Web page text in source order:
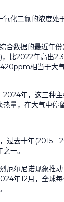
氧化二氮的浓度处
合数据的最近年
比2022年高出
420ppm相当于大
2024年，这三种
量，在大气中停
过去十年(2015 -
一。
厄尔尼诺现象推动
年12月，全球